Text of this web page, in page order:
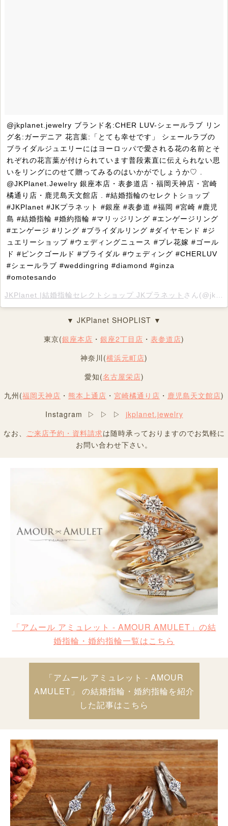
@jkplanet.jewelry ブランド名:CHER LUV-シェールラブ リン
グ名:ガーデニア 花言葉:「とても幸せです」 シェールラブの
ブライダルジュエリーにはヨーロッパで愛される花の名前とそ
れぞれの花言葉が付けられています普段素直に伝えられない思
いをリングにのせて贈ってみるのはいかがでしょうか♡ .
@JKPlanet.Jewelry 銀座本店・表参道店・福岡天神店・宮崎
橘通り店・鹿児島天文館店 . #結婚指輪のセレクトショップ
#JKPlanet #JKプラネット #銀座 #表参道 #福岡 #宮崎 #鹿児
島 #結婚指輪 #婚約指輪 #マリッジリング #エンゲージリング
#エンゲージ #リング #ブライダルリング #ダイヤモンド #ジ
ュエリーショップ #ウェディングニュース #プレ花嫁 #ゴール
ド #ピンクゴールド #ブライダル #ウェディング #CHERLUV
#シェールラブ #weddingring #diamond #ginza
#omotesando
JKPlanet |結婚指輪セレクトショップ JKプラネット さん(@jkplanet.jewelry)がシェアした投稿 –
▼ JKPlanet SHOPLIST ▼
東京(銀座本店 ・ 銀座2丁目店 ・ 表参道店)
神奈川(横浜元町店)
愛知(名古屋栄店)
九州(福岡天神店 ・ 熊本上通店 ・ 宮崎橘通り店 ・ 鹿児島天文館店)
Instagram ▷ ▷ ▷ jkplanet.jewelry
なお、
ご来店予約・資料請求は随時承っておりますのでお気軽に
お問い合わせ下さい。
「アムール アミュレット - AMOUR AMULET」の結
婚指輪・婚約指輪一覧はこちら
「アムール アミュレット - AMOUR
AMULET」 の結婚指輪・婚約指輪を紹介
した記事はこちら